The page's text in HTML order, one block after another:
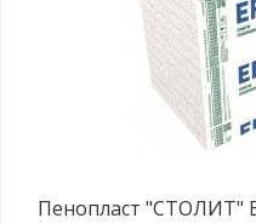
Пенопласт "СТОЛИТ"